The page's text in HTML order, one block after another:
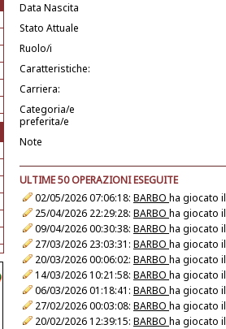
Data Nascita
Stato Attuale
Ruolo/i
Caratteristiche:
Carriera:
Categoria/e
preferita/e
Note
ULTIME 50 OPERAZIONI ESEGUITE
02/05/2026 07:06:18: BARBO ha giocato il
25/04/2026 22:29:28: BARBO ha giocato il
09/04/2026 00:30:38: BARBO ha giocato il
27/03/2026 23:03:31: BARBO ha giocato il
20/03/2026 00:06:02: BARBO ha giocato il
14/03/2026 10:21:58: BARBO ha giocato il
06/03/2026 01:18:41: BARBO ha giocato il
27/02/2026 00:03:08: BARBO ha giocato il
20/02/2026 12:39:15: BARBO ha giocato il